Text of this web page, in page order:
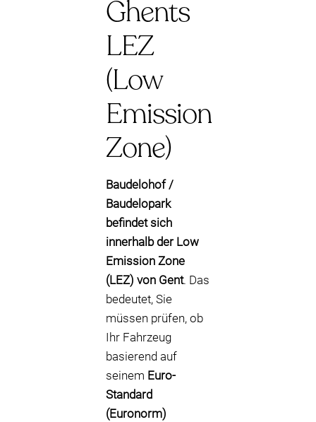
Ghents
LEZ
(Low
Emission
Zone)
Baudelohof /
Baudelopark
befindet sich
innerhalb der Low
Emission Zone
(LEZ) von Gent. Das
bedeutet, Sie
müssen prüfen, ob
Ihr Fahrzeug
basierend auf
seinem Euro-
Standard
(Euronorm)